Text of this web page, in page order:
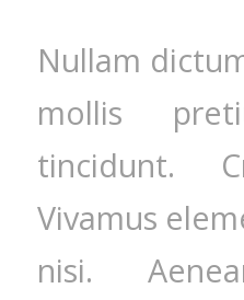
Nullam
mollis
tincidunt.
Vivamus
nisi.